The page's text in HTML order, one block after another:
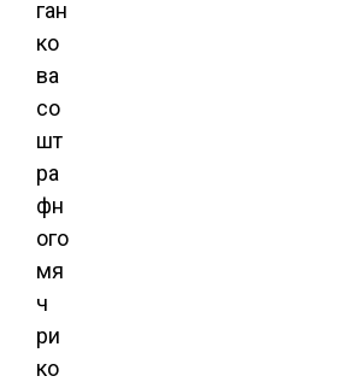
ган
ко
ва
со
шт
ра
фн
ого
мя
ч
ри
ко